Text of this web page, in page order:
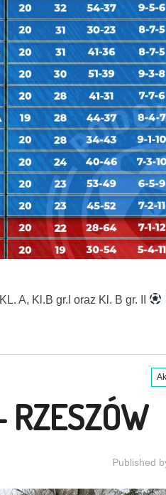
A, Kl.B gr.I oraz Kl. B gr. II
RZESZÓW
Published